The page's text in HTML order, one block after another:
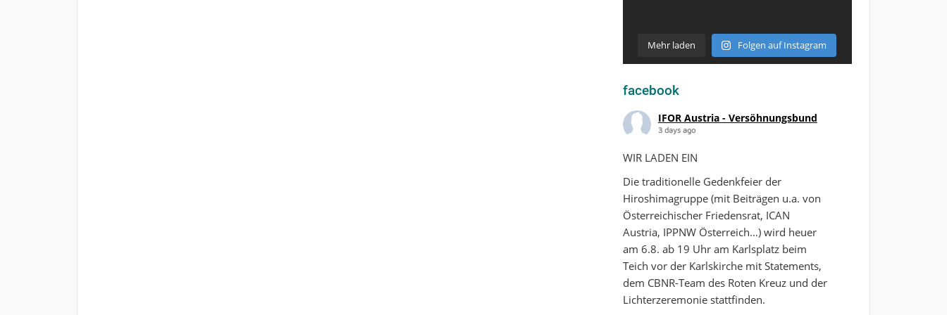
Mehr laden Folgen auf Instagram
facebook
IFOR Austria - Versöhnungsbund
3 days ago
WIR LADEN EIN
Die traditionelle Gedenkfeier der
Hiroshimagruppe (mit Beiträgen u.a. von
Österreichischer Friedensrat, ICAN
Austria, IPPNW Österreich…) wird heuer
am 6.8. ab 19 Uhr am Karlsplatz beim
Teich vor der Karlskirche mit Statements,
dem CBNR-Team des Roten Kreuz und der
Lichterzeremonie stattfinden.